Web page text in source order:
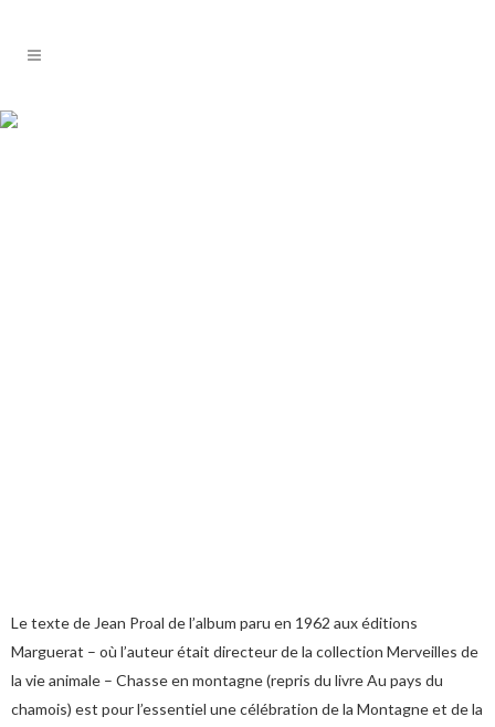
Le texte de Jean Proal de l’album paru en 1962 aux éditions
Marguerat – où l’auteur était directeur de la collection Merveilles de
la vie animale – Chasse en montagne (repris du livre Au pays du
chamois) est pour l’essentiel une célébration de la Montagne et de la